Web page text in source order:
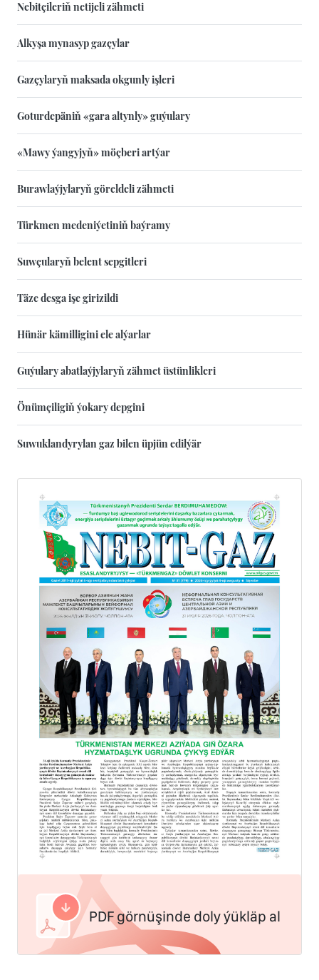
Nebitçileriň netijeli zähmeti
Alkyşa mynasyp gazçylar
Gazçylaryň maksada okgunly işleri
Goturdepäniň «gara altynly» guýulary
«Mawy ýangyjyň» möçberi artýar
Burawlaýjylaryň göreldeli zähmeti
Türkmen medeniýetiniň baýramy
Suwçularyň belent sepgitleri
Täze desga işe girizildi
Hünär kämilligini ele alýarlar
Guýulary abatlaýjylaryň zähmet üstünlikleri
Önümçiligiň ýokary depgini
Suwuklandyrylan gaz bilen üpjün edilýär
PDF görnüşinde doly ýükläp al